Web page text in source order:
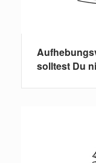
solltest Du